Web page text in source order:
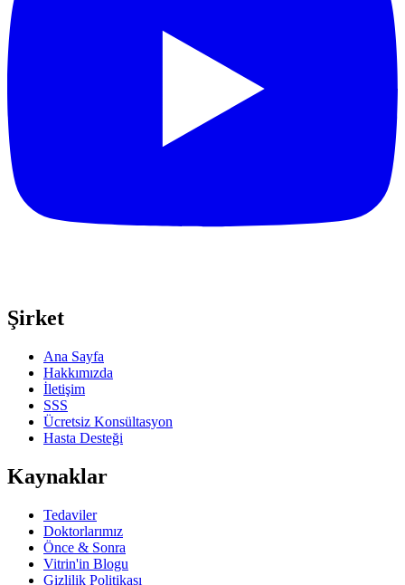
Şirket
Ana Sayfa
Hakkımızda
İletişim
SSS
Ücretsiz Konsültasyon
Hasta Desteği
Kaynaklar
Tedaviler
Doktorlarımız
Önce & Sonra
Vitrin'in Blogu
Gizlilik Politikası